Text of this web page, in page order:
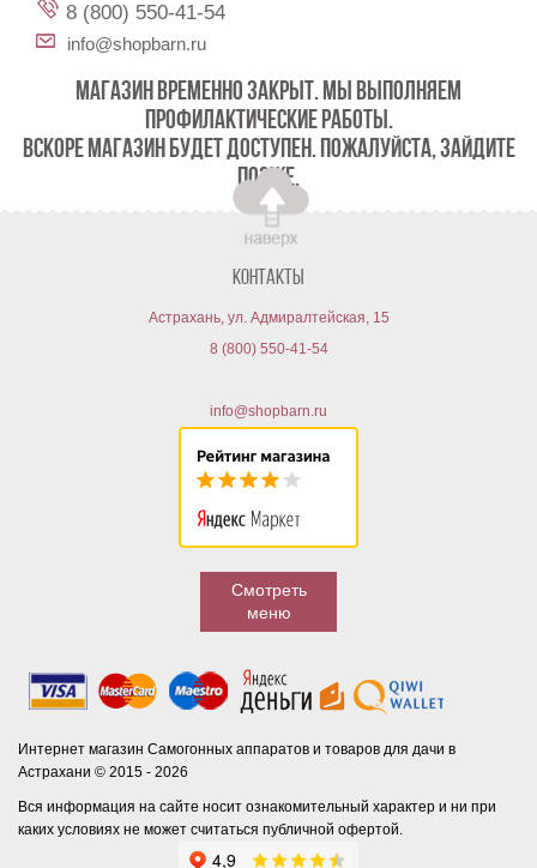
8 (800) 550-41-54
info@shopbarn.ru
МАГАЗИН ВРЕМЕННО ЗАКРЫТ. МЫ ВЫПОЛНЯЕМ
ПРОФИЛАКТИЧЕСКИЕ РАБОТЫ.
ВСКОРЕ МАГАЗИН БУДЕТ ДОСТУПЕН. ПОЖАЛУЙСТА, ЗАЙДИТЕ
ПОЗЖЕ.
Контакты
Астрахань, ул. Адмиралтейская, 15
8 (800) 550-41-54
info@shopbarn.ru
Смотреть
меню
Интернет магазин Самогонных аппаратов и товаров для дачи в
Астрахани © 2015 - 2026
Вся информация на сайте носит ознакомительный характер и ни при
каких условиях не может считаться публичной офертой.